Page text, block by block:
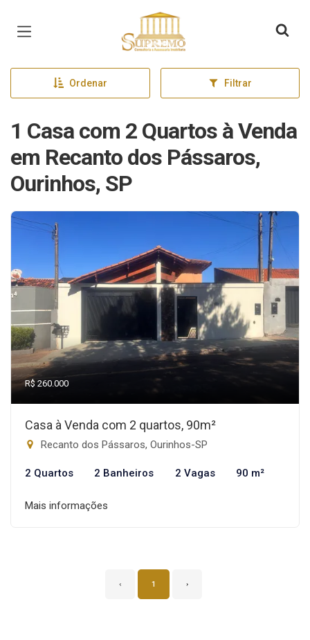
Página inicial
Ordenar Filtrar
1 Casa com 2 Quartos à Venda
em Recanto dos Pássaros,
Ourinhos, SP
R$ 260.000
Casa à Venda com 2 quartos, 90m²
Recanto dos Pássaros, Ourinhos-SP
2 Quartos 2 Banheiros 2 Vagas 90 m²
Mais informações
‹ 1 ›